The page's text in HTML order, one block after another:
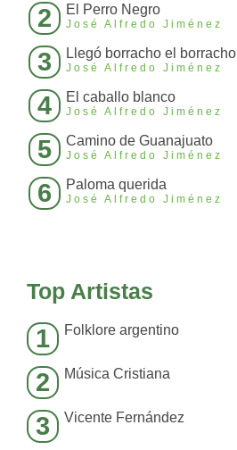
2 El Perro Negro
José Alfredo Jiménez
3 Llegó borracho el borracho
José Alfredo Jiménez
4 El caballo blanco
José Alfredo Jiménez
5 Camino de Guanajuato
José Alfredo Jiménez
6 Paloma querida
José Alfredo Jiménez
Top Artistas
1 Folklore argentino
2 Música Cristiana
3 Vicente Fernández